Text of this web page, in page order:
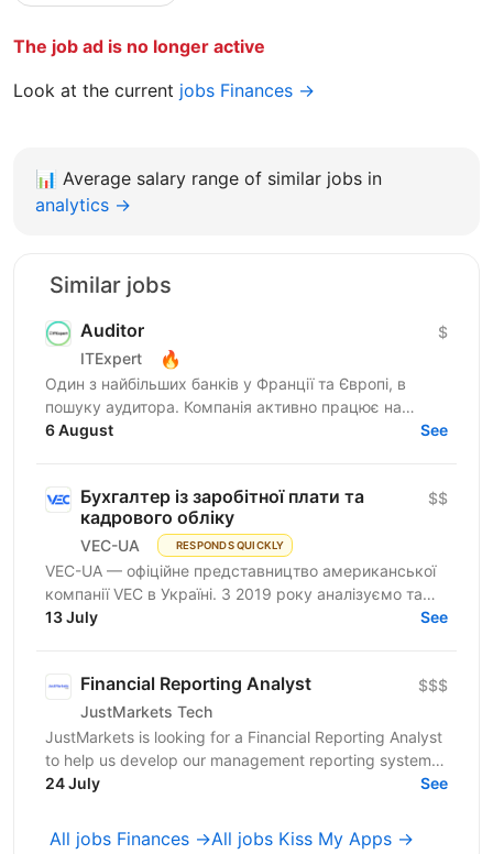
The job ad is no longer active
Look at the current jobs Finances →
📊 Average salary range of similar jobs in
analytics →
Similar jobs
Auditor
ITExpert 🔥
$
Один з найбільших банків у Франції та Європі, в
пошуку аудитора. Компанія активно працює на
міжнародному ринку та надає широкий спектр
6 August See
Бухгалтер із заробітної плати та
кадрового обліку
VEC-UA RESPONDS QUICKLY
$$
VEC-UA — офіційне представництво американської
компанії VEC в Україні. З 2019 року аналізуємо та
моделюємо електричні мережі у віртуальному
13 July See
Financial Reporting Analyst
JustMarkets Tech
$$$
JustMarkets is looking for a Financial Reporting Analyst
to help us develop our management reporting system
and provide the business with accurate and...
24 July See
All jobs Finances →All jobs Kiss My Apps →